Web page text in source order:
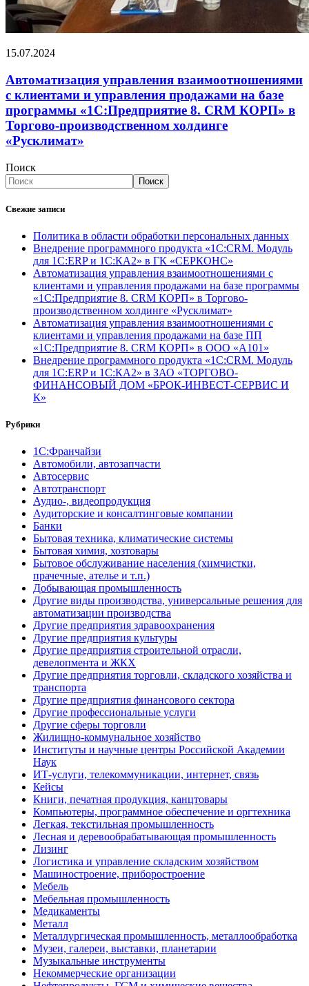
15.07.2024
Автоматизация управления взаимоотношениями
с клиентами и управления продажами на базе
программы «1С:Предприятие 8. CRM КОРП» в
Торгово-производственном холдинге
«Русклимат»
Поиск
Поиск
Свежие записи
Политика в области обработки персональных данных
Внедрение программного продукта «1С:CRM. Модуль
для 1С:ERP и 1С:КА2» в ГК «СЕРКОНС»
Автоматизация управления взаимоотношениями с
клиентами и управления продажами на базе программы
«1С:Предприятие 8. CRM КОРП» в Торгово-
производственном холдинге «Русклимат»
Автоматизация управления взаимоотношениями с
клиентами и управления продажами на базе ПП
«1С:Предприятие 8. CRM КОРП» в ООО «А101»
Внедрение программного продукта «1С:CRM. Модуль
для 1С:ERP и 1С:КА2» в ЗАО «ТОРГОВО-
ФИНАНСОВЫЙ ДОМ «БРОК-ИНВЕСТ-СЕРВИС И
К»
Рубрики
1С:Франчайзи
Автомобили, автозапчасти
Автосервис
Автотранспорт
Аудио-, видеопродукция
Аудиторские и консалтинговые компании
Банки
Бытовая техника, климатические системы
Бытовая химия, хозтовары
Бытовое обслуживание населения (химчистки,
прачечные, ателье и т.п.)
Добывающая промышленность
Другие виды производства, универсальные решения для
автоматизации производства
Другие предприятия здравоохранения
Другие предприятия культуры
Другие предприятия строительной отрасли,
девелопмента и ЖКХ
Другие предприятия торговли, складского хозяйства и
транспорта
Другие предприятия финансового сектора
Другие профессиональные услуги
Другие сферы торговли
Жилищно-коммунальное хозяйство
Институты и научные центры Российской Академии
Наук
ИТ-услуги, телекоммуникации, интернет, связь
Кейсы
Книги, печатная продукция, канцтовары
Компьютеры, программное обеспечение и оргтехника
Легкая, текстильная промышленность
Лесная и деревообрабатывающая промышленность
Лизинг
Логистика и управление складским хозяйством
Машиностроение, приборостроение
Мебель
Мебельная промышленность
Медикаменты
Металл
Металлургическая промышленность, металлообработка
Музеи, галереи, выставки, планетарии
Музыкальные инструменты
Некоммерческие организации